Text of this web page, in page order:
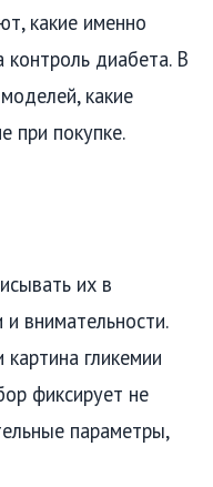
какие именно
контроль диабета. В
какие
при покупке.
их в
внимательности.
гликемии
фиксирует не
параметры,